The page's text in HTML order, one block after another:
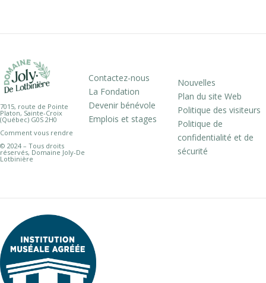
7015, route de Pointe
Platon, Sainte-Croix
(Québec) G0S 2H0
Comment vous rendre
© 2024 – Tous droits
réservés, Domaine Joly-De
Lotbinière
Contactez-nous
La Fondation
Devenir bénévole
Emplois et stages
Nouvelles
Plan du site Web
Politique des visiteurs
Politique de
confidentialité et de
sécurité